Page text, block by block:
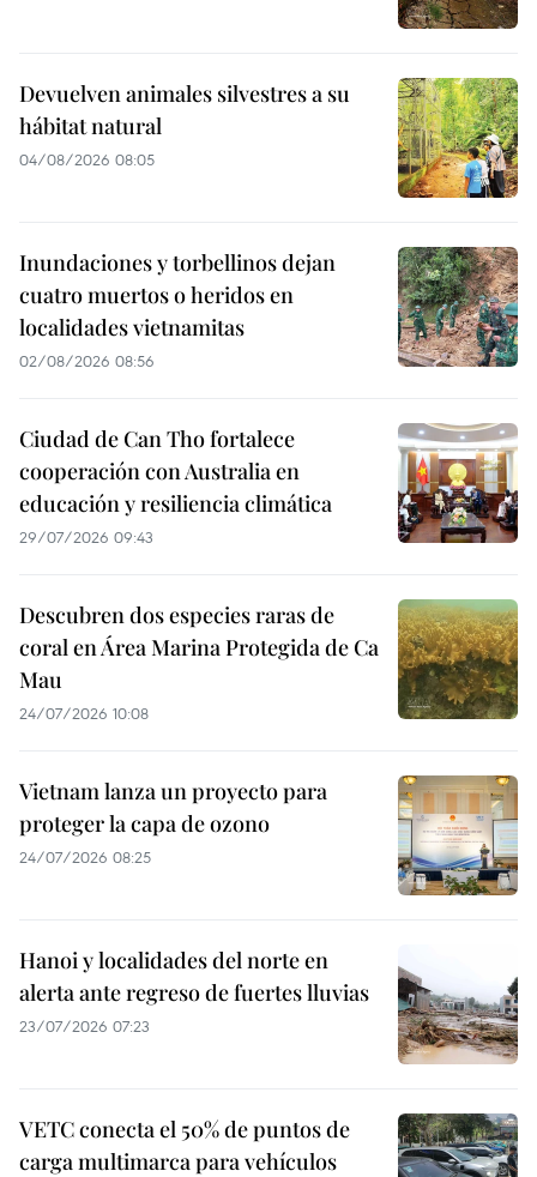
Devuelven animales silvestres a su
hábitat natural
04/08/2026 08:05
Inundaciones y torbellinos dejan
cuatro muertos o heridos en
localidades vietnamitas
02/08/2026 08:56
Ciudad de Can Tho fortalece
cooperación con Australia en
educación y resiliencia climática
29/07/2026 09:43
Descubren dos especies raras de
coral en Área Marina Protegida de Ca
Mau
24/07/2026 10:08
Vietnam lanza un proyecto para
proteger la capa de ozono
24/07/2026 08:25
Hanoi y localidades del norte en
alerta ante regreso de fuertes lluvias
23/07/2026 07:23
VETC conecta el 50% de puntos de
carga multimarca para vehículos